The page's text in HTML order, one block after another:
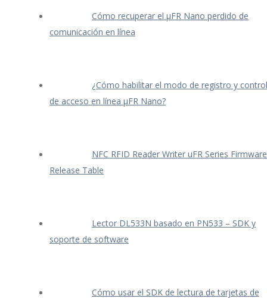
Cómo recuperar el μFR Nano perdido de
comunicación en línea
¿Cómo habilitar el modo de registro y control
de acceso en línea μFR Nano?
NFC RFID Reader Writer uFR Series Firmware
Release Table
Lector DL533N basado en PN533 – SDK y
soporte de software
Cómo usar el SDK de lectura de tarjetas de